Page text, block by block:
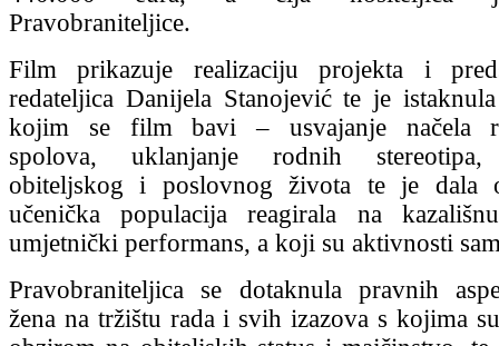
Pravobraniteljice.
Film prikazuje realizaciju projekta i
redateljica Danijela Stanojević te je
kojim se film bavi – usvajanje načela
spolova, uklanjanje rodnih stereotipa,
obiteljskog i poslovnog života te je dala
učenička populacija reagirala na
umjetnički performans, a koji su aktivnosti
Pravobraniteljica se dotaknula pravnih
žena na tržištu rada i svih izazova s kojima